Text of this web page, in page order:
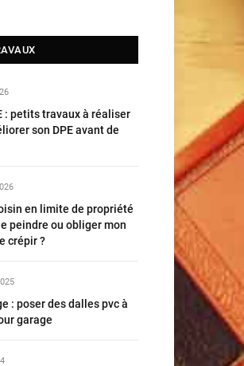
: petits travaux à réaliser
son DPE avant de
en limite de propriété
peindre ou obliger mon
crépir ?
: poser des dalles pvc à
garage